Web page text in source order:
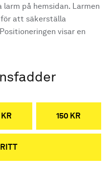
på hemsidan. Larmen
för att säkerställa
visar en
150 KR